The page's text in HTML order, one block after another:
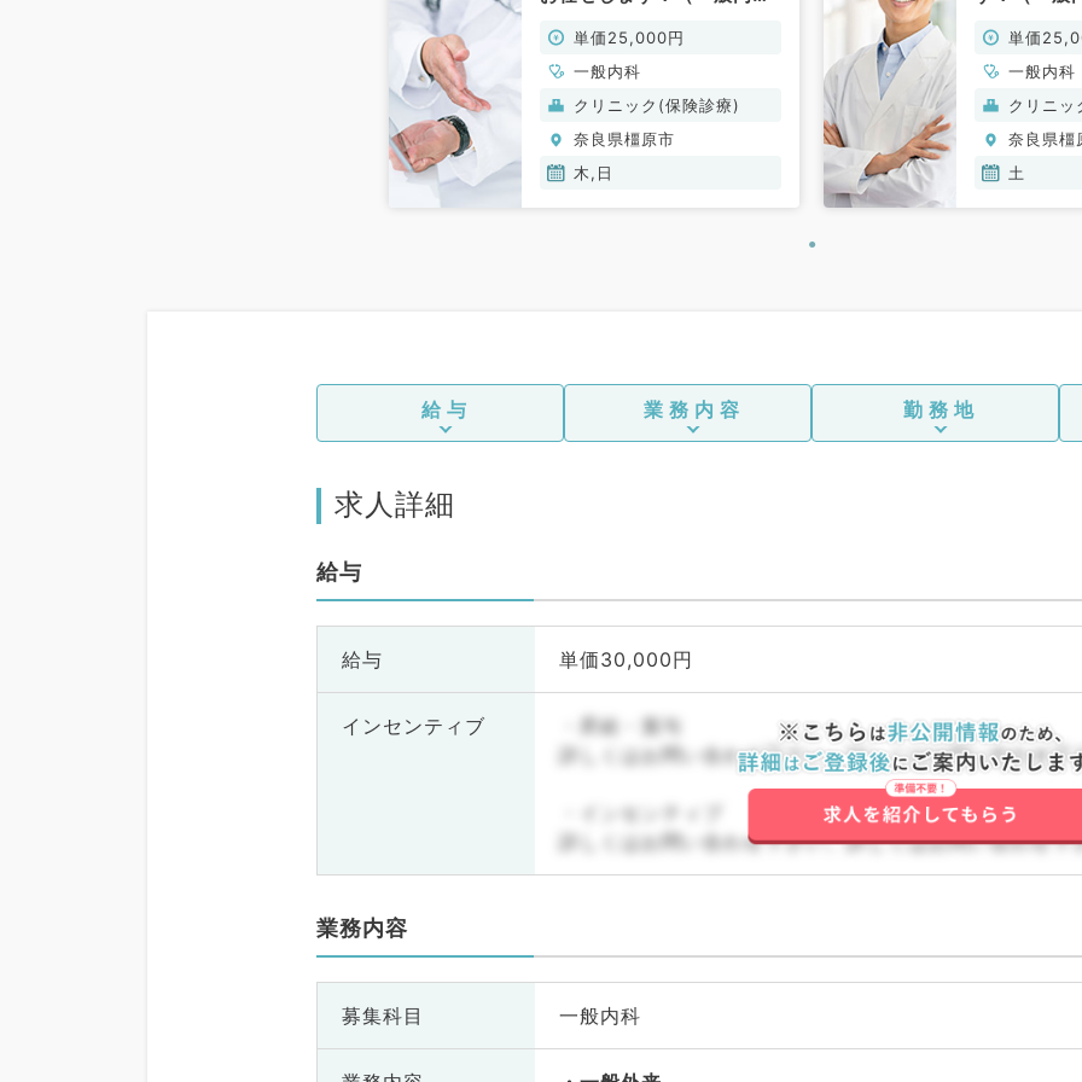
単価25,000円
一般内科
クリニック(保険診療)
奈良県橿原市
木,日
単価
一般内科
クリニ
奈良県橿
土
給与 業務内容 勤務地
求人詳細
給与
給与 単価30,000円
インセンティブ
・昇給・賞与
詳しくはお問い合わせ下さい。詳しくはお問い合わせ下
・インセンティブ
詳しくはお問い合わせ下さい。詳しくはお問い合わせ下
業務内容
募集科目 一般内科